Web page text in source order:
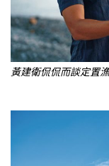
黃建衛侃侃而談定置